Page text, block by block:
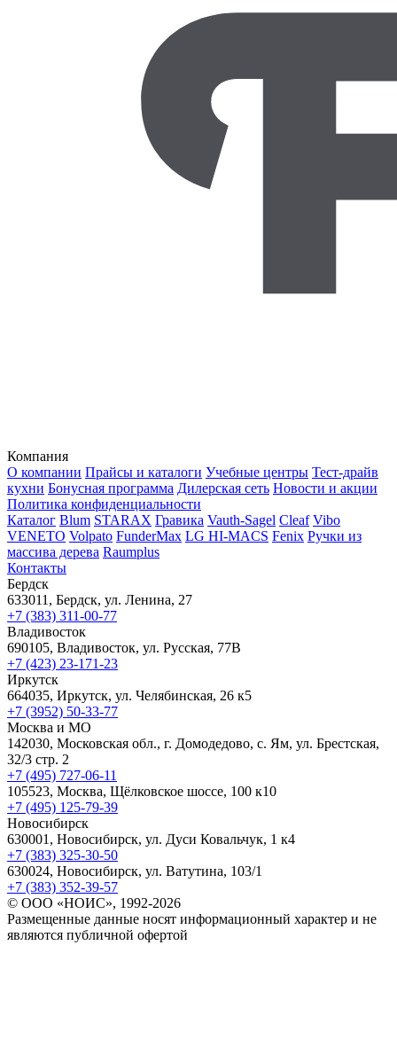
Компания
О компании Прайсы и каталоги Учебные центры Тест-драйв
кухни Бонусная программа Дилерская сеть Новости и акции
Политика конфиденциальности
Каталог Blum STARAX Гравика Vauth-Sagel Cleaf Vibo
VENETO Volpato FunderMax LG HI-MACS Fenix Ручки из
массива дерева Raumplus
Контакты
Бердск
633011, Бердск, ул. Ленина, 27
+7 (383) 311-00-77
Владивосток
690105, Владивосток, ул. Русская, 77В
+7 (423) 23-171-23
Иркутск
664035, Иркутск, ул. Челябинская, 26 к5
+7 (3952) 50-33-77
Москва и МО
142030, Московская обл., г. Домодедово, с. Ям, ул. Брестская,
32/3 стр. 2
+7 (495) 727-06-11
105523, ​Москва, Щёлковское шоссе, 100 к10
+7 (495) 125-79-39
Новосибирск
630001, Новосибирск, ул. Дуси Ковальчук, 1 к4
+7 (383) 325-30-50
630024, Новосибирск, ул. Ватутина, 103/1
+7 (383) 352-39-57
© ООО «НОИС», 1992-2026
Размещенные данные носят информационный характер и не
являются публичной офертой